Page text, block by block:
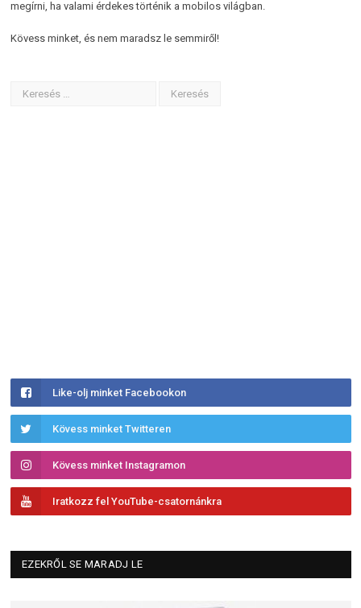
megírni, ha valami érdekes történik a mobilos világban.
Kövess minket, és nem maradsz le semmiről!
Like-olj minket Facebookon
Kövess minket Twitteren
Kövess minket Instagramon
Iratkozz fel YouTube-csatornánkra
EZEKRŐL SE MARADJ LE